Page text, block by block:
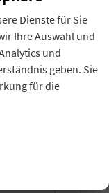
Dienste für Sie
Ihre Auswahl und
und
geben. Sie
für die